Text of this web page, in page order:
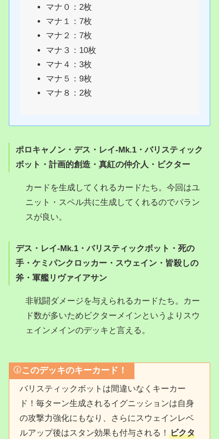
マナ０：2枚
マナ１：7枚
マナ２：7枚
マナ３：10枚
マナ４：3枚
マナ５：9枚
マナ８：2枚
ポロキャノン・ デス・レイ‐Mk.1・バリスティック
ボット ・ 計画的創造・ 真紅の仲介人 ・ ビクター
カードを生成してくれるカードたち。今回はユ
ニット・スペル共に生成してくれるのでバラン
スが良い。
デス・レイ‐Mk.1・バリスティックボット ・ 死の
手・ ケミパンクロッカー・ スウェイン・ 皆殺しの
斧・ 軍艦リヴァイアサン
非戦闘ダメージを与えられるカードたち。カー
ド数が多いためビクターメインというよりスウ
ェインメインのデッキと言える。
このデッキのキーカード！
バリスティックボットは間違いなくキーカー
ド！毎ターン生成されるイグニッションは自身
の攻撃力強化にもなり、さらにスウェインレベ
ルアップ後はスタン効果も付与される！ビクタ